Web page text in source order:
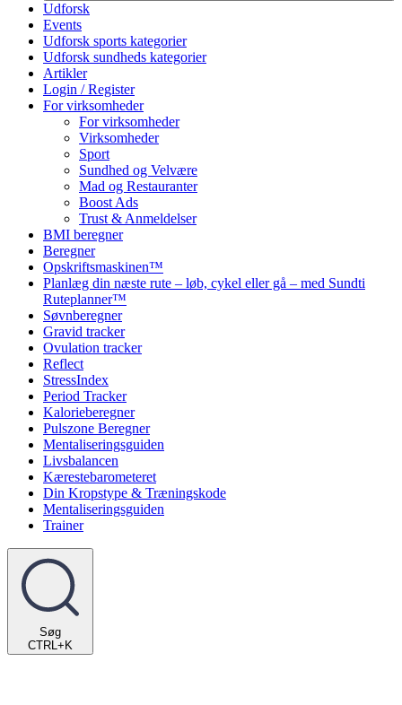
Udforsk
Events
Udforsk sports kategorier
Udforsk sundheds kategorier
Artikler
Login / Register
For virksomheder
For virksomheder
Virksomheder
Sport
Sundhed og Velvære
Mad og Restauranter
Boost Ads
Trust & Anmeldelser
BMI beregner
Beregner
Opskriftsmaskinen™
Planlæg din næste rute – løb, cykel eller gå – med Sundti
Ruteplanner™
Søvnberegner
Gravid tracker
Ovulation tracker
Reflect
StressIndex
Period Tracker
Kalorieberegner
Pulszone Beregner
Mentaliseringsguiden
Livsbalancen
Kærestebarometeret
Din Kropstype & Træningskode
Mentaliseringsguiden
Trainer
Søg
CTRL+K